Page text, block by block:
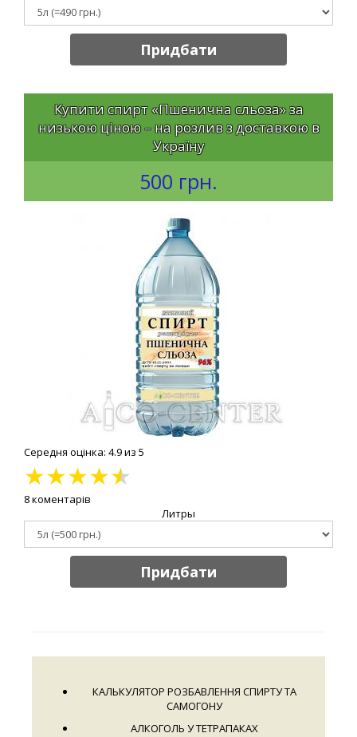
Придбати
Купити спирт «Пшенична сльоза» за
низькою ціною – на розлив з доставкою в
Україну
500 грн.
Середня оцінка: 4.9 из 5
★★★★★
8 коментарів
Литры
Придбати
КАЛЬКУЛЯТОР РОЗБАВЛЕННЯ СПИРТУ ТА
САМОГОНУ
АЛКОГОЛЬ У ТЕТРАПАКАХ